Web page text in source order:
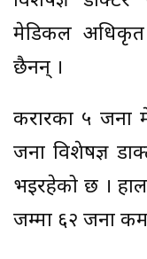
मेडिकल अधिकृत
छैनन् ।
करारका ५
जना विशेषज्ञ
भइरहेको छ ।
जम्मा ६२ जना